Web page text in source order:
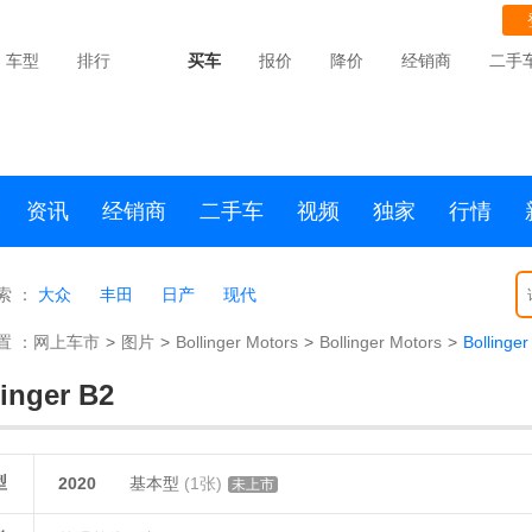
车型 排行 买车 报价 降价 经销商 二手
资讯 经销商 二手车 视频 独家 行情
： 大众 丰田 日产 现代
： 网上车市 > 图片 > Bollinger Motors > Bollinger Motors > Bollinger
B2
2020 基本型 (1张) 未上市